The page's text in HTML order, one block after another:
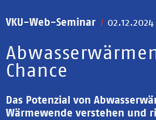
VKU-Web-Seminar 02.12.2024
Chance
Das Potenzial von
Wärmewende verstehen und